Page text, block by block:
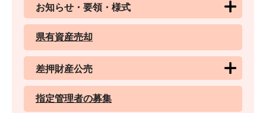
お知らせ・要領・様式
県有資産売却
差押財産公売
指定管理者の募集